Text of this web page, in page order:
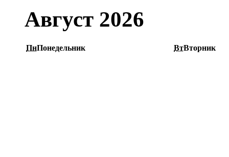
Август 2026
ПнПонедельник ВтВторник